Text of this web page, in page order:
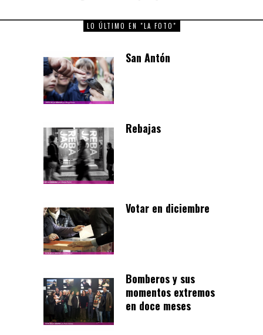
LO ÚLTIMO EN "LA FOTO"
San Antón
Rebajas
Votar en diciembre
Bomberos y sus
momentos extremos
en doce meses